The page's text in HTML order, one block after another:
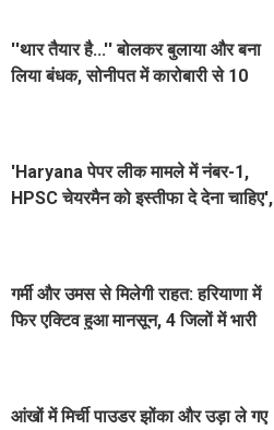
''थार तैयार है...'' बोलकर बुलाया और बना
लिया बंधक, सोनीपत में कारोबारी से 10
'Haryana पेपर लीक मामले में नंबर-1,
HPSC चेयरमैन को इस्तीफा दे देना चाहिए',
गर्मी और उमस से मिलेगी राहत: हरियाणा में
फिर एक्टिव हुआ मानसून, 4 जिलों में भारी
आंखों में मिर्ची पाउडर झोंका और उड़ा ले गए